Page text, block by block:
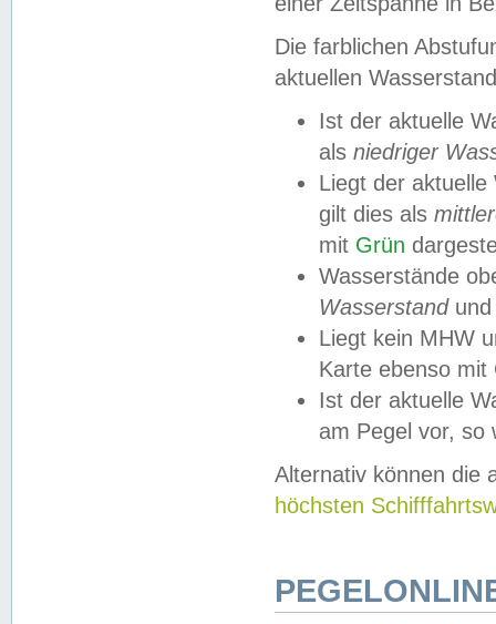
Die farblichen
aktuellen
Ist der aktuelle
als niedriger
Liegt der
gilt dies als
mit Grün
Wasserstände
Wasserstandund
Liegt kein MHW
Karte ebenso mit
Ist der aktuelle
am Pegel vor,
Alternativ können die
höchsten